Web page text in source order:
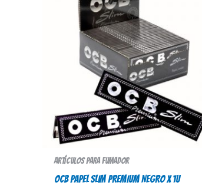
Artículos para fumador
OCB PAPEL SLIM PREMIUM NEGRO X 1U